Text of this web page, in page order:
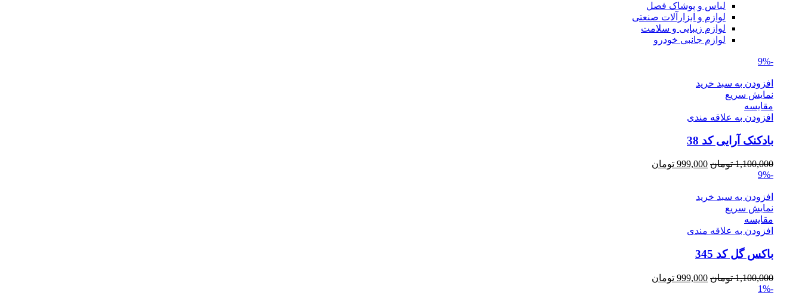
لباس و پوشاک فصل
لوازم و ابزارآلات صنعتی
لوازم زیبایی و سلامت
لوازم جانبی خودرو
-9%
افزودن به سبد خرید
نمایش سریع
مقايسه
افزودن به علاقه مندی
بادکنک آرایی کد 38
1,100,000 تومان Original
1,100,000 تومان.
999,000 تومان
-9%
افزودن به سبد خرید
نمایش سریع
مقايسه
افزودن به علاقه مندی
باکس گل کد 345
1,100,000 تومان Original
999,000 تومان
-1%